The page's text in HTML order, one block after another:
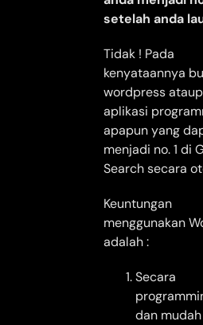
setelah anda
Tidak ! Pada
kenyataannya
wordpress
aplikasi
apapun yang
menjadi no. 1 di
Search secara
Keuntungan
menggunakan
adalah :
Secara
dan mudah